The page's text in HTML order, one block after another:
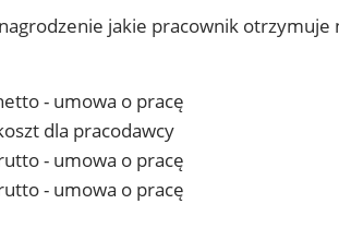
jakie pracownik
- umowa o pracę
dla pracodawcy
- umowa o pracę
- umowa o pracę